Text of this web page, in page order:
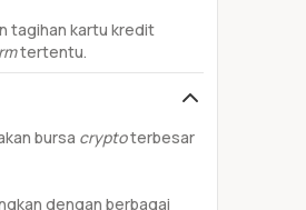
tagihan kartu kredit
tertentu.
bursa cryptoterbesar
dengan berbagai